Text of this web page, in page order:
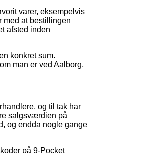
varer, eksempelvis
med at bestillingen
afsted inden
konkret sum.
man er ved Aalborg,
og til tak har
salgsværdien på
og endda nogle gange
på 9-Pocket